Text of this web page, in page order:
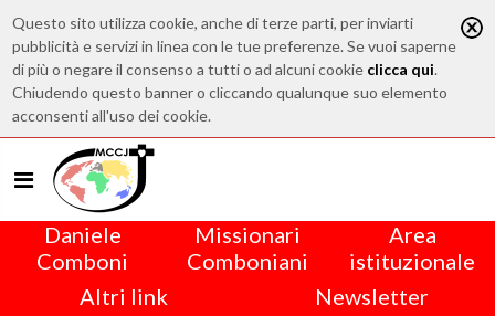
Questo sito utilizza cookie, anche di terze parti, per inviarti
pubblicità e servizi in linea con le tue preferenze. Se vuoi saperne
di più o negare il consenso a tutti o ad alcuni cookie clicca qui.
Chiudendo questo banner o cliccando qualunque suo elemento
acconsenti all'uso dei cookie.
Daniele
Comboni
Missionari
Comboniani
Area
istituzionale
Altri link
Newsletter